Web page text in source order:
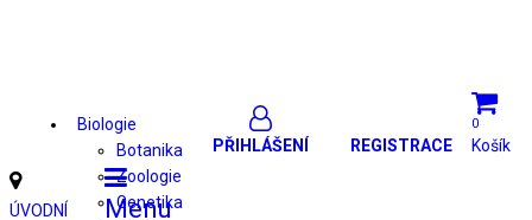
0
Košík
PŘIHLÁŠENÍ REGISTRACE
Biologie
Botanika
Zoologie
Genetika
Menu
ÚVODNÍ